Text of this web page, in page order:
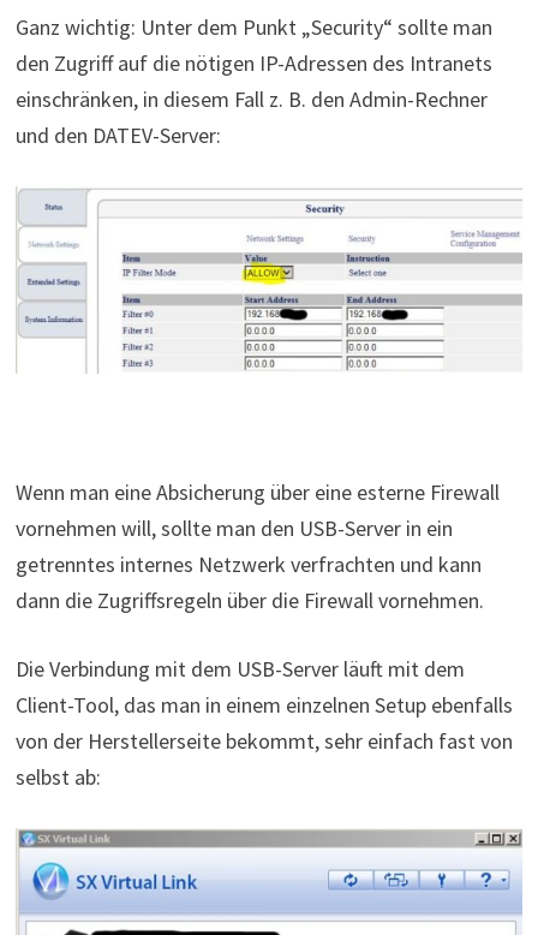
Ganz wichtig: Unter dem Punkt „Security“ sollte man
den Zugriff auf die nötigen IP-Adressen des Intranets
einschränken, in diesem Fall z. B. den Admin-Rechner
und den DATEV-Server:
Wenn man eine Absicherung über eine esterne Firewall
vornehmen will, sollte man den USB-Server in ein
getrenntes internes Netzwerk verfrachten und kann
dann die Zugriffsregeln über die Firewall vornehmen.
Die Verbindung mit dem USB-Server läuft mit dem
Client-Tool, das man in einem einzelnen Setup ebenfalls
von der Herstellerseite bekommt, sehr einfach fast von
selbst ab: